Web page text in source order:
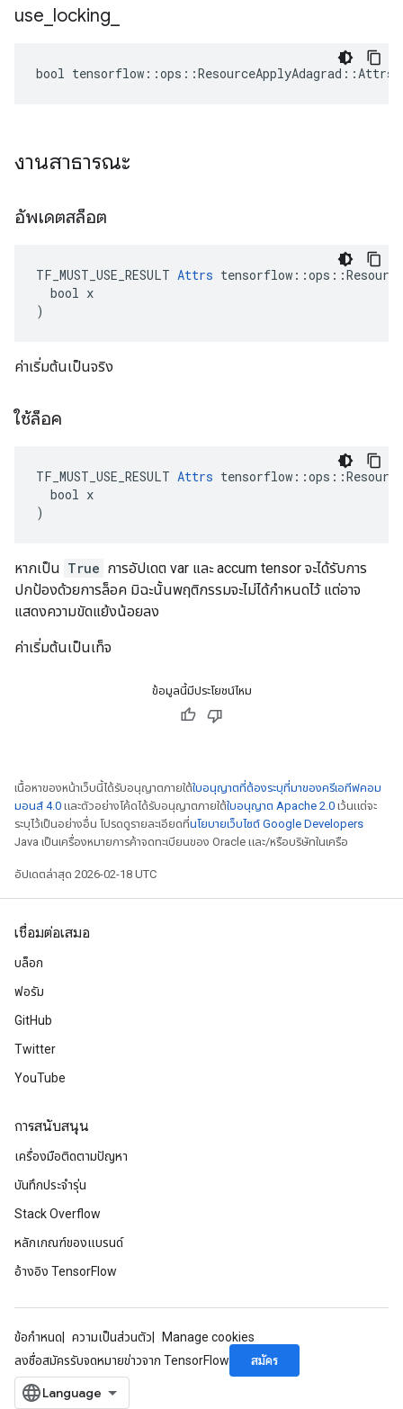
use locking
bool
งานสาธารณะ
อัพเดตสล็อต
TF_MUST_USE_RESULT Attrs
  bool x
)
ค่าเริ่มต้นเป็นจริง
ใช้ล็อค
TF_MUST_USE_RESULT Attrs
  bool x
)
หากเป็น True การอัปเดต var และ accum tensor จะได้รับการ
ปกป้องด้วยการล็อค มิฉะนั้นพฤติกรรมจะไม่ได้กำหนดไว้ แต่อาจ
แสดงความขัดแย้งน้อยลง
ค่าเริ่มต้นเป็นเท็จ
ข้อมูลนี้มีประโยชน์ไหม
เนื้อหาของหน้าเว็บนี้ได้รับอนุญาตภายใต้ใบอนุญาตที่ต้องระบุที่มาของครีเอทีฟคอม
มอนส์ 4.0 และตัวอย่างโค้ดได้รับอนุญาตภายใต้ใบอนุญาต Apache 2.0 เว้นแต่จะ
ระบุไว้เป็นอย่างอื่น โปรดดูรายละเอียดที่นโยบายเว็บไซต์ Google Developers
Java เป็นเครื่องหมายการค้าจดทะเบียนของ Oracle และ/หรือบริษัทในเครือ
อัปเดตล่าสุด 2026-02-18 UTC
เชื่อมต่อเสมอ
บล็อก
ฟอรัม
GitHub
Twitter
YouTube
การสนับสนุน
เครื่องมือติดตามปัญหา
บันทึกประจำรุ่น
Stack Overflow
หลักเกณฑ์ของแบรนด์
อ้างอิง TensorFlow
ข้อกำหนด ความเป็นส่วนตัว
Manage cookies
ลงชื่อสมัครรับจดหมายข่าวจาก TensorFlow
สมัคร